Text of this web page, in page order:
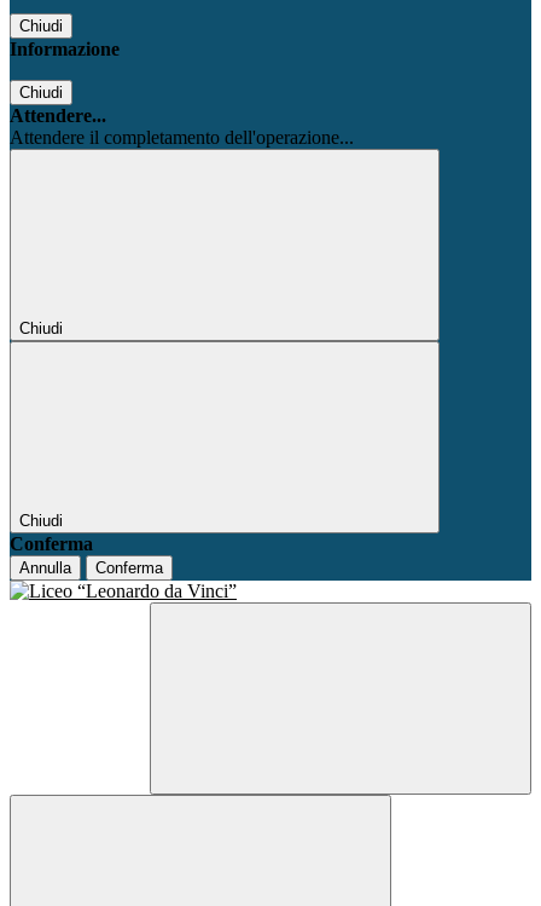
Chiudi
Informazione
Chiudi
Attendere...
Attendere il completamento dell'operazione...
Chiudi
Chiudi
Conferma
Annulla Conferma